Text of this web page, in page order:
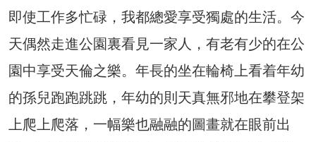
即使工作多忙碌，我都總愛享受獨處的生活。今
天偶然走進公園裏看見一家人，有老有少的在公
園中享受天倫之樂。年長的坐在輪椅上看着年幼
的孫兒跑跑跳跳，年幼的則天真無邪地在攀登架
上爬上爬落，一幅樂也融融的圖畫就在眼前出